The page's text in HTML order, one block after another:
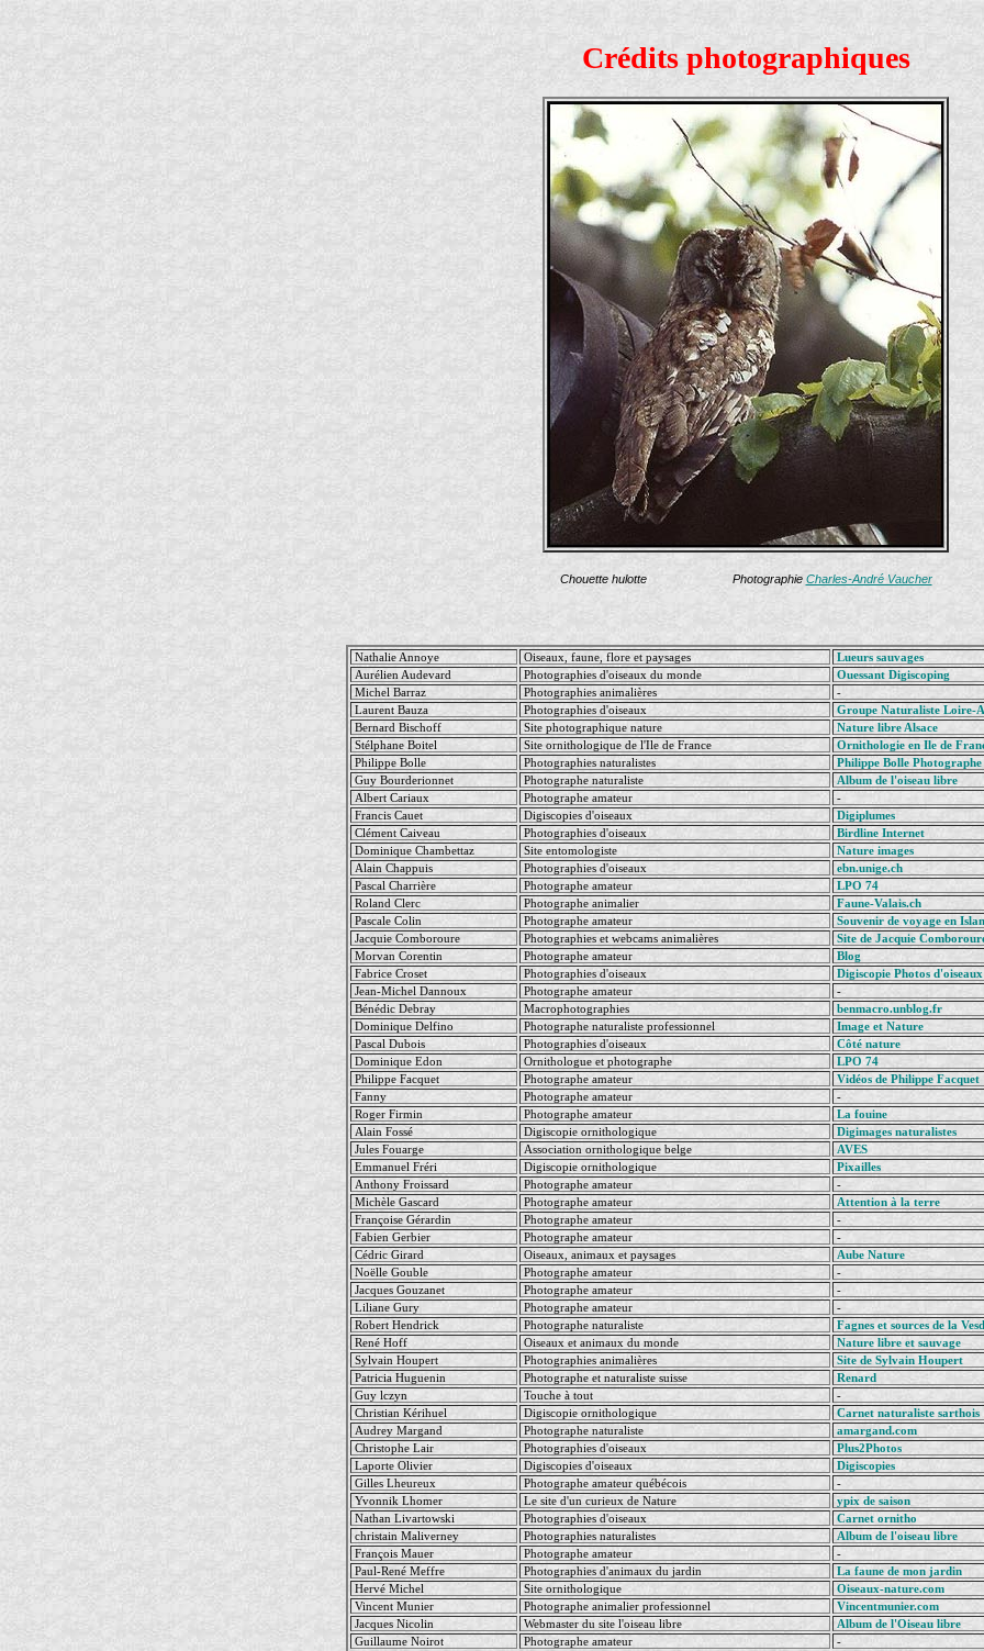
Crédits photographiques
Chouette hulotte Photographie Charles-André Vaucher
Nathalie Annoye Oiseaux, faune, flore et paysages
Lueurs sauvages
Aurélien Audevard
Photographies d'oiseaux du monde
Ouessant Digiscoping
Michel Barraz
Photographies animalières
-
Laurent Bauza
Photographies d'oiseaux
Groupe Naturaliste Loire-
Bernard Bischoff
Site photographique nature
Nature libre Alsace
Stélphane Boitel
Site ornithologique de l'Ile de France
Ornithologie en Ile de
Philippe Bolle
Photographies naturalistes
Philippe Bolle
Guy Bourderionnet
Photographe naturaliste
Album de l'oiseau libre
Albert Cariaux
Photographe amateur
-
Francis Cauet
Digiscopies d'oiseaux
Digiplumes
Clément Caiveau
Photographies d'oiseaux
Birdline Internet
Dominique Chambettaz
Site entomologiste
Nature images
Alain Chappuis
Photographies d'oiseaux
ebn.unige.ch
Pascal Charrière
Photographe amateur
LPO 74
Roland Clerc
Photographe animalier
Faune-Valais.ch
Pascale Colin
Photographe amateur
Souvenir de voyage en
Jacquie Comboroure
Photographies et webcams animalières
Site de Jacquie
Morvan Corentin
Photographe amateur
Blog
Fabrice Croset
Photographies d'oiseaux
Digiscopie Photos d'oiseaux
Jean-Michel Dannoux
Photographe amateur
-
Bénédic Debray
Macrophotographies
benmacro.unblog.fr
Dominique Delfino
Photographe naturaliste professionnel
Image et Nature
Pascal Dubois
Photographies d'oiseaux
Côté nature
Dominique Edon
Ornithologue et photographe
LPO 74
Philippe Facquet
Photographe amateur
Vidéos de Philippe Facquet
Fanny
Photographe amateur
-
Roger Firmin
Photographe amateur
La fouine
Alain Fossé
Digiscopie ornithologique
Digimages naturalistes
Jules Fouarge
Association ornithologique belge
AVES
Emmanuel Fréri
Digiscopie ornithologique
Pixailles
Anthony Froissard
Photographe amateur
-
Michèle Gascard
Photographe amateur
Attention à la terre
Françoise Gérardin
Photographe amateur
-
Fabien Gerbier
Photographe amateur
-
Cédric Girard
Oiseaux, animaux et paysages
Aube Nature
Noëlle Gouble
Photographe amateur
-
Jacques Gouzanet
Photographe amateur
-
Liliane Gury
Photographe amateur
-
Robert Hendrick
Photographe naturaliste
Fagnes et sources de la
René Hoff
Oiseaux et animaux du monde
Nature libre et sauvage
Sylvain Houpert
Photographies animalières
Site de Sylvain Houpert
Patricia Huguenin
Photographe et naturaliste suisse
Renard
Guy lczyn
Touche à tout
-
Christian Kérihuel
Digiscopie ornithologique
Carnet naturaliste sarthois
Audrey Margand
Photographe naturaliste
amargand.com
Christophe Lair
Photographies d'oiseaux
Plus2Photos
Laporte Olivier
Digiscopies d'oiseaux
Digiscopies
Gilles Lheureux
Photographe amateur québécois
-
Yvonnik Lhomer
Le site d'un curieux de Nature
ypix de saison
Nathan Livartowski
Photographies d'oiseaux
Carnet ornitho
christain Maliverney
Photographies naturalistes
Album de l'oiseau libre
François Mauer
Photographe amateur
-
Paul-René Meffre
Photographies d'animaux du jardin
La faune de mon jardin
Hervé Michel
Site ornithologique
Oiseaux-nature.com
Vincent Munier
Photographe animalier professionnel
Vincentmunier.com
Jacques Nicolin
Webmaster du site l'oiseau libre
Album de l'Oiseau libre
Guillaume Noirot
Photographe amateur
-